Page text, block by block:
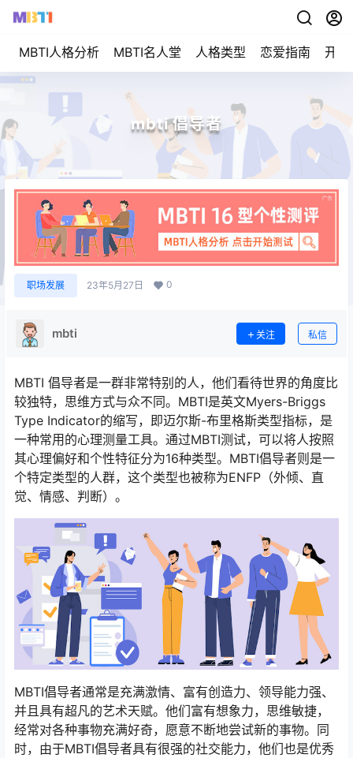
MBTI人格分析 MBTI名人堂 人格类型 恋爱指南 开始
mbti 倡导者
职场发展 23年5月27日 0
mbti 关注 私信
MBTI 倡导者是一群非常特别的人，他们看待世界的角度比
较独特，思维方式与众不同。MBTI是英文Myers-Briggs
Type Indicator的缩写，即迈尔斯-布里格斯类型指标，是
一种常用的心理测量工具。通过MBTI测试，可以将人按照
其心理偏好和个性特征分为16种类型。MBTI倡导者则是一
个特定类型的人群，这个类型也被称为ENFP（外倾、直
觉、情感、判断）。
MBTI倡导者通常是充满激情、富有创造力、领导能力强、
并且具有超凡的艺术天赋。他们富有想象力，思维敏捷，
经常对各种事物充满好奇，愿意不断地尝试新的事物。同
时，由于MBTI倡导者具有很强的社交能力，他们也是优秀